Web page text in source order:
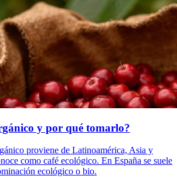
y por qué tomarlo?
proviene de Latinoamérica, Asia y
como café ecológico. En España se suele
ecológico o bio.